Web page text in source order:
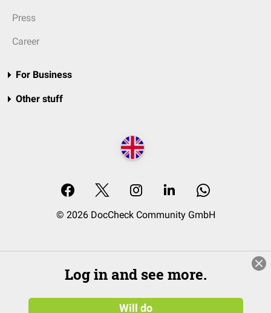
Press
Career
For Business
Other stuff
© 2026 DocCheck Community GmbH
Log in and see more.
Will do